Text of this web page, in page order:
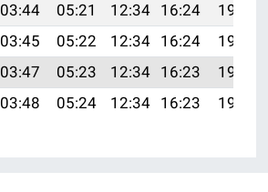
03:44 05:21 12:34 16:24
19:37
03:45 05:22 12:34 16:24
19:36
03:47 05:23 12:34 16:23
19:34
03:48 05:24 12:34 16:23 19:33